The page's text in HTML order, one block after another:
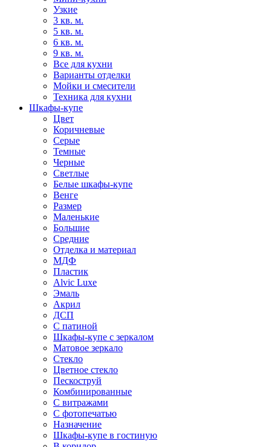
Узкие
3 кв. м.
5 кв. м.
6 кв. м.
9 кв. м.
Все для кухни
Варианты отделки
Мойки и смесители
Техника для кухни
Шкафы-купе
Цвет
Коричневые
Серые
Темные
Черные
Светлые
Белые шкафы-купе
Венге
Размер
Маленькие
Большие
Средние
Отделка и материал
МДФ
Пластик
Alvic Luxe
Эмаль
Акрил
ДСП
С патиной
Шкафы-купе с зеркалом
Матовое зеркало
Стекло
Цветное стекло
Пескоструй
Комбинированные
С витражами
С фотопечатью
Назначение
Шкафы-купе в гостиную